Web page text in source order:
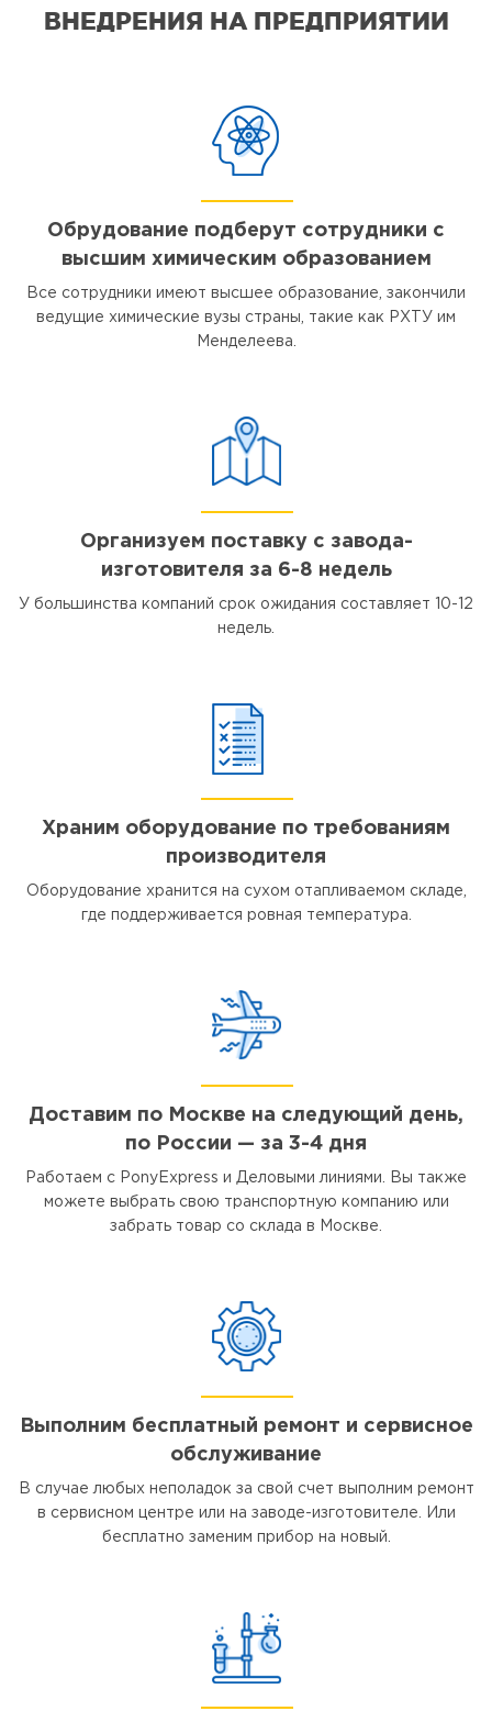
ВНЕДРЕНИЯ НА ПРЕДПРИЯТИИ
Обрудование подберут сотрудники с
высшим химическим образованием
Все сотрудники имеют высшее образование, закончили
ведущие химические вузы страны, такие как РХТУ им
Менделеева.
Организуем поставку с завода-
изготовителя за 6-8 недель
У большинства компаний срок ожидания составляет 10-12
недель.
Храним оборудование по требованиям
производителя
Оборудование хранится на сухом отапливаемом складе,
где поддерживается ровная температура.
Доставим по Москве на следующий день,
по России — за 3-4 дня
Работаем с PonyExpress и Деловыми линиями. Вы также
можете выбрать свою транспортную компанию или
забрать товар со склада в Москве.
Выполним бесплатный ремонт и сервисное
обслуживание
В случае любых неполадок за свой счет выполним ремонт
в сервисном центре или на заводе-изготовителе. Или
бесплатно заменим прибор на новый.